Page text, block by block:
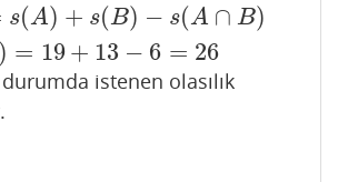
s(A) + s(B) − s(A ∩ B)
) = 19 + 13 − 6 = 26
(B)−s( A∩ B)⇒s(A∪ B)=19 +13−6
istenen olasılık